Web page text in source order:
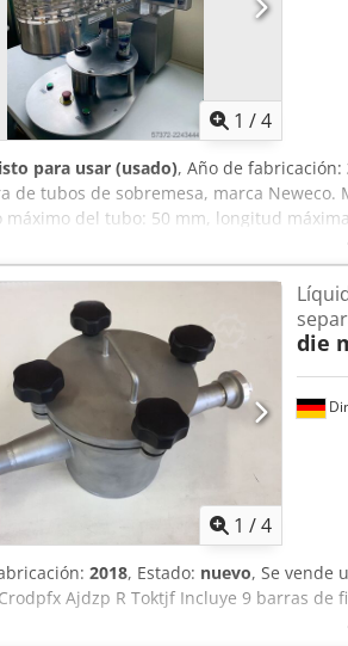
1 /4
para usar (usado), Año de fabricación:
de tubos de sobremesa, marca Neweco.
máximo del tubo: 50 mm, longitud
720 tubos/h, dimensiones de la
peso: aproximadamente 70 kg,
la documentación. Es posible
1 /4
die
2018, Estado: nuevo, Se vende
Ajdzp R Toktjf Incluye 9 barras